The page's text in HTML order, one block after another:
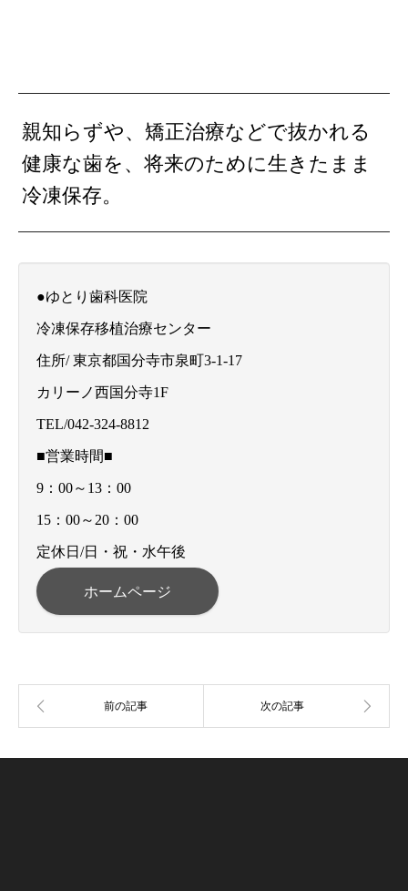
親知らずや、矯正治療などで抜かれる
健康な歯を、将来のために生きたまま
冷凍保存。
●ゆとり歯科医院
冷凍保存移植治療センター
住所/ 東京都国分寺市泉町3-1-17
カリーノ西国分寺1F
TEL/042-324-8812
■営業時間■
9：00～13：00
15：00～20：00
定休日/日・祝・水午後
ホームページ